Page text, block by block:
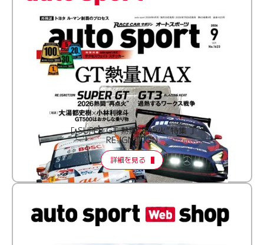
［ SUPER GT 熱闘“再点火”特集 ］
RE:IGNITION
詳細を見る